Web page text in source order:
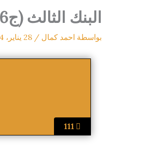
البنك الثالث (ج6) كمي
بواسطة احمد كمال / 28 يناير، 2024
111